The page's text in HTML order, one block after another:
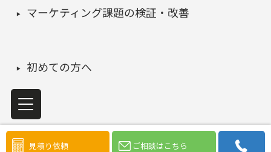
見積り依頼 ご相談はこちら
マーケティング課題の検証・改善
初めての方へ